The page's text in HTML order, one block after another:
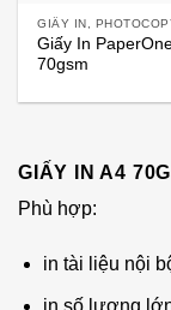
GIẤY IN,
Giấy In
70gsm
GIẤY IN A4
Phù hợp:
in tài liệu nội
in số lượng